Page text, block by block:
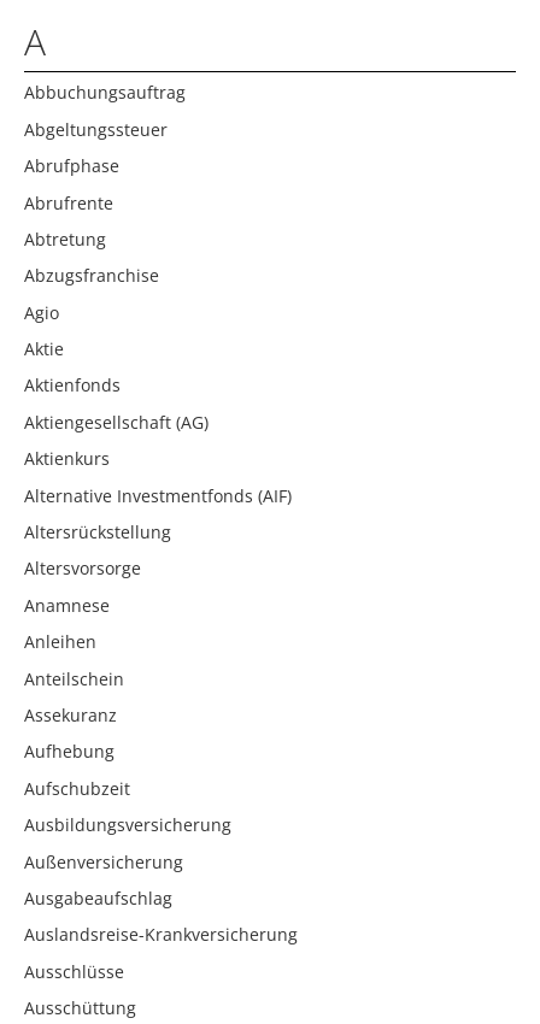
A
Abbuchungsauftrag
Abgeltungssteuer
Abrufphase
Abrufrente
Abtretung
Abzugsfranchise
Agio
Aktie
Aktienfonds
Aktiengesellschaft (AG)
Aktienkurs
Alternative Investmentfonds (AIF)
Altersrückstellung
Altersvorsorge
Anamnese
Anleihen
Anteilschein
Assekuranz
Aufhebung
Aufschubzeit
Ausbildungsversicherung
Außenversicherung
Ausgabeaufschlag
Auslandsreise-Krankversicherung
Ausschlüsse
Ausschüttung